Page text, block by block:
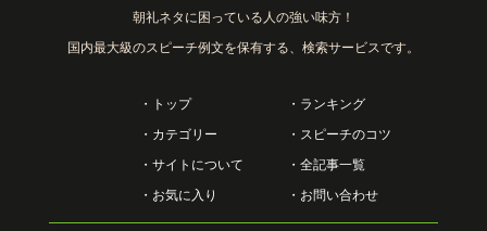
朝礼ネタに困っている人の強い味方！
国内最大級のスピーチ例文を保有する、検索サービスです。
・トップ
・カテゴリー
・サイトについて
・お気に入り
・ランキング
・スピーチのコツ
・全記事一覧
・お問い合わせ